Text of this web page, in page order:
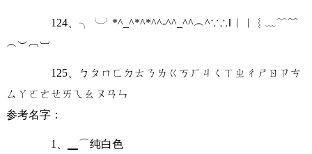
124、╮╰╯*^_^*^*^^-^^_^^︵^∵∴‖︱︳︴﹏﹋﹌
︵︶︹︺
125、ㄅㄆㄇㄈㄉㄊㄋㄌㄍㄎㄏㄐㄑㄒㄓㄔㄕㄖㄗㄘ
ㄙㄚㄛㄜㄝㄞㄟㄠㄡㄢㄣ
参考名字：
1、▁⌒纯白色